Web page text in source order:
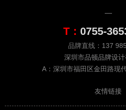
T： 0755-
品牌直线： 137
深圳市品顿品牌设计
A：深圳市福田区金田路现
友情链接